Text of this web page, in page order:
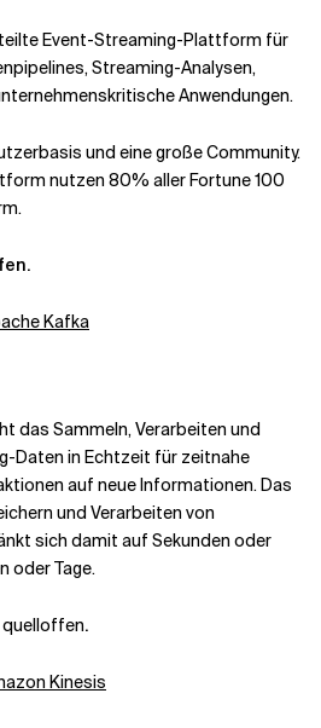
Event-Streaming-Plattform für
Streaming-Analysen,
Anwendungen.
und eine große Community.
nutzen 80% aller Fortune 100
Kafka
das Sammeln, Verarbeiten und
Daten in Echtzeit für zeitnahe
auf neue Informationen. Das
und Verarbeiten von
sich damit auf Sekunden oder
oder Tage.
quelloffen.
Kinesis